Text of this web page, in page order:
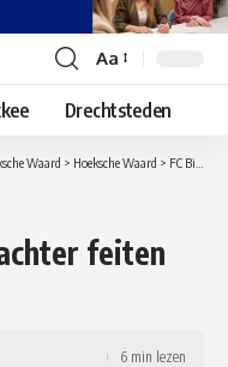
Lettergrootte
aanpassen
Aa
Drechtsteden
Waard > Hoeksche Waard > FC Binnenmaas loopt achter feiten aan tegen VVGZ
feiten
6 min lezen